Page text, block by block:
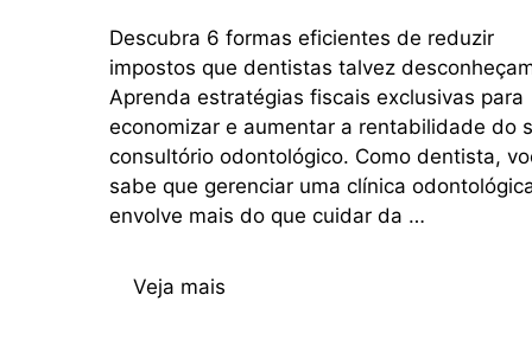
Descubra 6 formas eficientes de reduzir
impostos que dentistas talvez
Aprenda estratégias fiscais exclusivas para
economizar e aumentar a rentabilidade do
consultório odontológico. Como dentista,
sabe que gerenciar uma clínica
envolve mais do que cuidar da …
Veja mais